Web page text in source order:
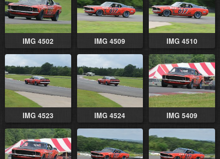
IMG 4502 IMG 4509 IMG 4510
IMG 4523 IMG 4524 IMG 5409